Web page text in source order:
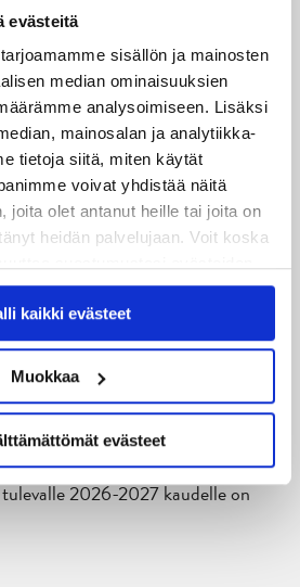
evästeitä
sisällön ja mainosten
median ominaisuuksien
analysoimiseen. Lisäksi
mainosalan ja analytiikka-
tietoja siitä, miten käytät
voivat yhdistää näitä
joita olet antanut heille tai joita on
heidän palvelujaan. Voit koska
.
kaikki evästeet
Muokkaa
evästeet
seurahistorian ensimmäistä
Cupista!
kauteen 2026–2027 on nimetty
ovat alkaneet – ensimmäinen
Tampere Cupissa!
2026-2027 kaudelle on